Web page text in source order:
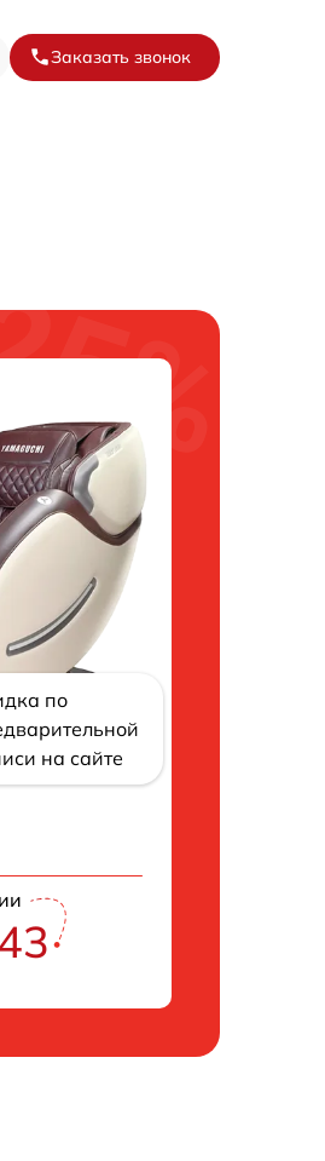
Заказать звонок
по
на сайте